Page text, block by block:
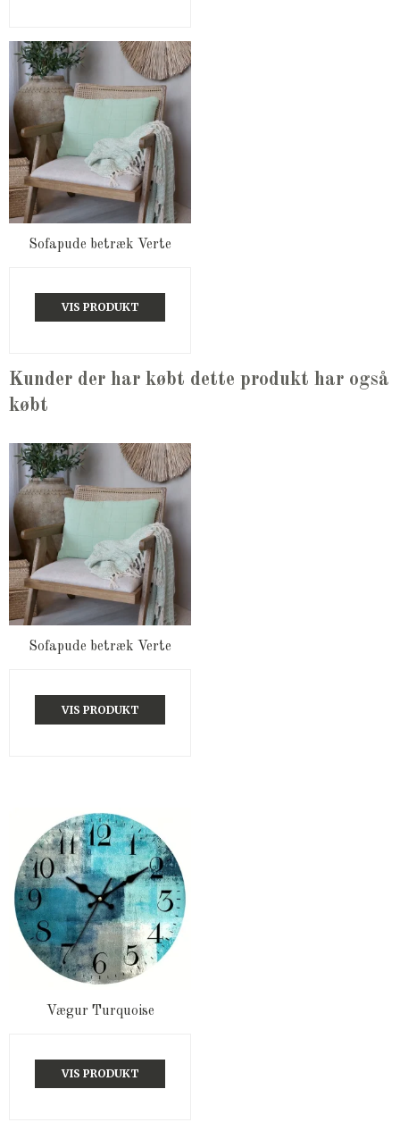
Sofapude betræk Verte
VIS PRODUKT
Kunder der har købt dette produkt har også
købt
Sofapude betræk Verte
VIS PRODUKT
Vægur Turquoise
VIS PRODUKT